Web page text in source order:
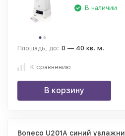
В наличии
Площадь, до: 0 — 40 кв. м.
К сравнению
В корзину
Boneco U201A синий